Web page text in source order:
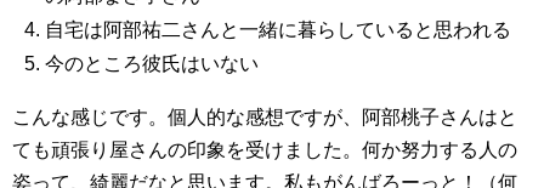
自宅は阿部祐二さんと一緒に暮らしていると思われる
今のところ彼氏はいない
こんな感じです。個人的な感想ですが、阿部桃子さんはと
ても頑張り屋さんの印象を受けました。何か努力する人の
姿って、綺麗だなと思います。私もがんばろーっと！（何